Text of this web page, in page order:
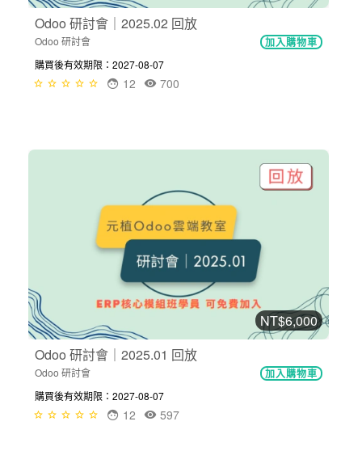
Odoo 研討會｜2025.02 回放
Odoo 研討會 加入購物車
購買後有效期限：2027-08-07
700
12
NT$6,000
Odoo 研討會｜2025.01 回放
Odoo 研討會 加入購物車
購買後有效期限：2027-08-07
597
12